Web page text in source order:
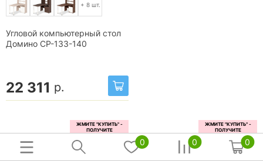
+ 8 шт.
Угловой компьютерный стол
Домино СР-133-140
22 311 р.
0 0 0